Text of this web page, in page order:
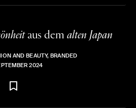
aus dem alten Japan
AND BEAUTY, BRANDED
2024